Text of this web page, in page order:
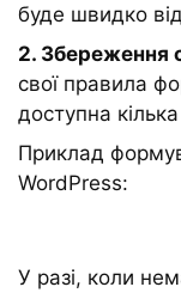
буде швидко
2. Збереження
свої правила
доступна кілька
Приклад
WordPress:
У разі, коли